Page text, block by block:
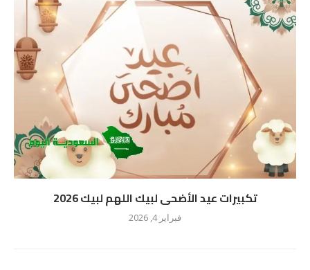
تكبيرات عيد الأضحى لبيك اللهم لبيك 2026
فبراير 4, 2026